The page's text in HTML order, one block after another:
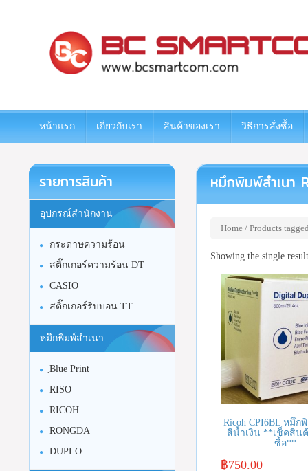
หน้าแรก เกี่ยวกับเรา สินค้าของเรา วิธีการสั่งซื้อ
หมึกพิมพ์สำเนา
Home/ Products
Showing the single result
Ricoh CPI6BL หมึก
สีน้ำเงิน **เช็คสิน
ซื้อ**
฿750.00
รายการสินค้า
อุปกรณ์สำนักงาน
กระดาษความร้อน
สติ๊กเกอร์ความร้อน DT
CASIO
สติ๊กเกอร์ริบบอน TT
หมึกพิมพ์สำเนา
ฺBlue Print
RISO
RICOH
RONGDA
DUPLO